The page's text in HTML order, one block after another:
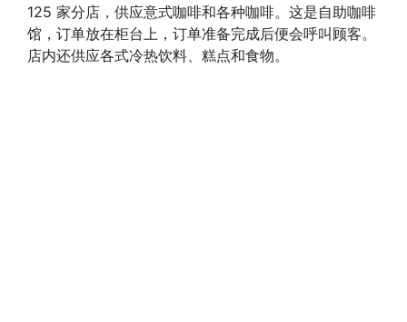
125 家分店，供应意式咖啡和各种咖啡。这是自助咖啡
馆，订单放在柜台上，订单准备完成后便会呼叫顾客。
店内还供应各式冷热饮料、糕点和食物。